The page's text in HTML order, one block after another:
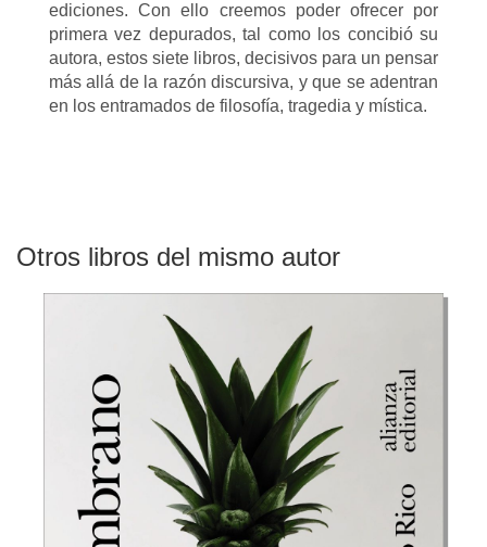
ediciones. Con ello creemos poder ofrecer por
primera vez depurados, tal como los concibió su
autora, estos siete libros, decisivos para un pensar
más allá de la razón discursiva, y que se adentran
en los entramados de filosofía, tragedia y mística.
Otros libros del mismo autor